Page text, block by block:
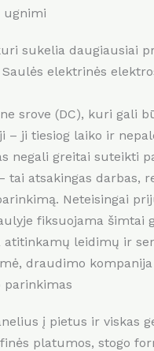
ugnimi
sukelia daugiausiai
elektrinės
srove (DC), kuri gali
– ji tiesiog laiko ir
negali greitai suteikti
tai atsakingas darbas,
Neteisingai
fiksuojama
atitinkamų leidimų ir
draudimo
parinkimas
į pietus ir viskas
platumos, stogo